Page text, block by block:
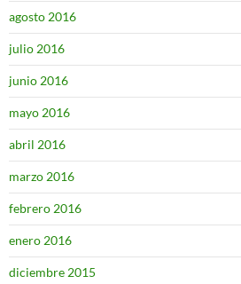
agosto 2016
julio 2016
junio 2016
mayo 2016
abril 2016
marzo 2016
febrero 2016
enero 2016
diciembre 2015